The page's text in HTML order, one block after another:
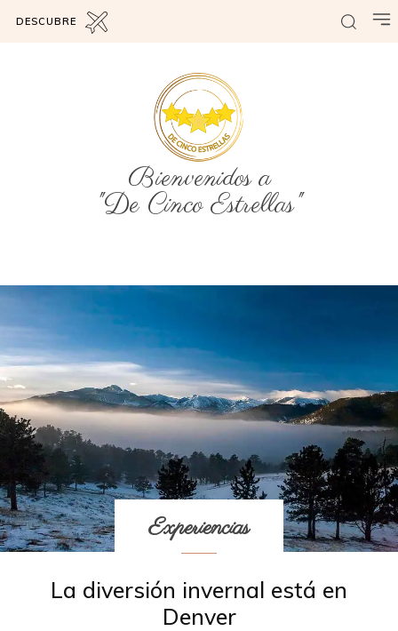
DESCUBRE
Bienvenidos a
"De Cinco Estrellas"
Experiencias
La diversión invernal está en
Denver